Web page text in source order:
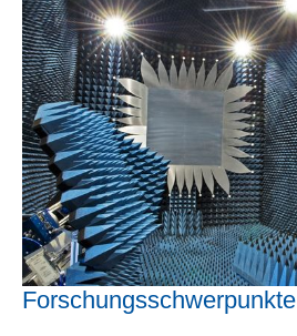
Forschungsschwerpunkte